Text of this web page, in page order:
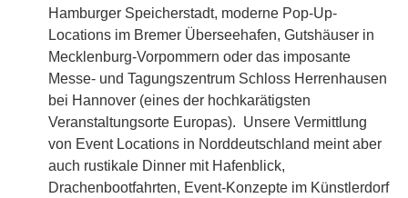
Hamburger Speicherstadt, moderne Pop-Up-
Locations im Bremer Überseehafen, Gutshäuser in
Mecklenburg-Vorpommern oder das imposante
Messe- und Tagungszentrum Schloss Herrenhausen
bei Hannover (eines der hochkarätigsten
Veranstaltungsorte Europas). Unsere Vermittlung
von Event Locations in Norddeutschland meint aber
auch rustikale Dinner mit Hafenblick,
Drachenbootfahrten, Event-Konzepte im Künstlerdorf